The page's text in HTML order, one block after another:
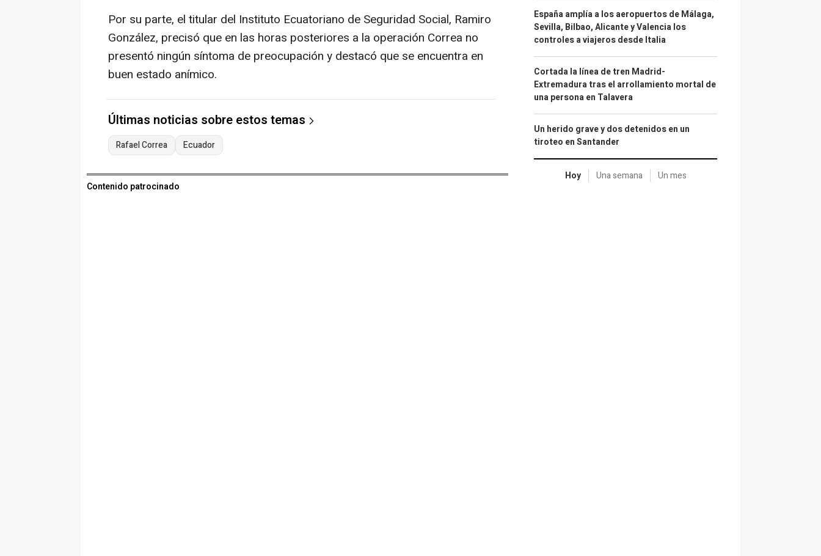
Por su parte, el titular del Instituto Ecuatoriano de Seguridad Social, Ramiro
González, precisó que en las horas posteriores a la operación Correa no
presentó ningún síntoma de preocupación y destacó que se encuentra en
buen estado anímico.
Últimas noticias sobre estos temas
Rafael Correa Ecuador
Contenido patrocinado
España amplía a los aeropuertos de Málaga,
Sevilla, Bilbao, Alicante y Valencia los
controles a viajeros desde Italia
Cortada la línea de tren Madrid-
Extremadura tras el arrollamiento mortal de
una persona en Talavera
Un herido grave y dos detenidos en un
tiroteo en Santander
Hoy Una semana Un mes